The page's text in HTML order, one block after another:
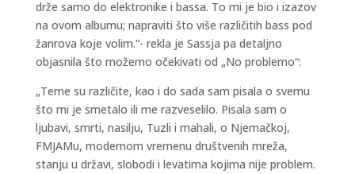
drže samo do elektronike i bassa. To mi je bio i izazov
na ovom albumu; napraviti što više različitih bass pod
žanrova koje volim.“- rekla je Sassja pa detaljno
objasnila što možemo očekivati od „No problemo“:
„Teme su različite, kao i do sada sam pisala o svemu
što mi je smetalo ili me razveselilo. Pisala sam o
ljubavi, smrti, nasilju, Tuzli i mahali, o Njemačkoj,
FMJAMu, modernom vremenu društvenih mreža,
stanju u državi, slobodi i levatima kojima nije problem.